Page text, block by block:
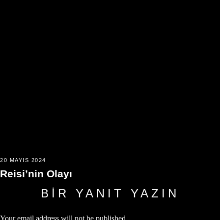
20 MAYIS 2024
Reisi’nin Olayı
BIR YANIT YAZIN